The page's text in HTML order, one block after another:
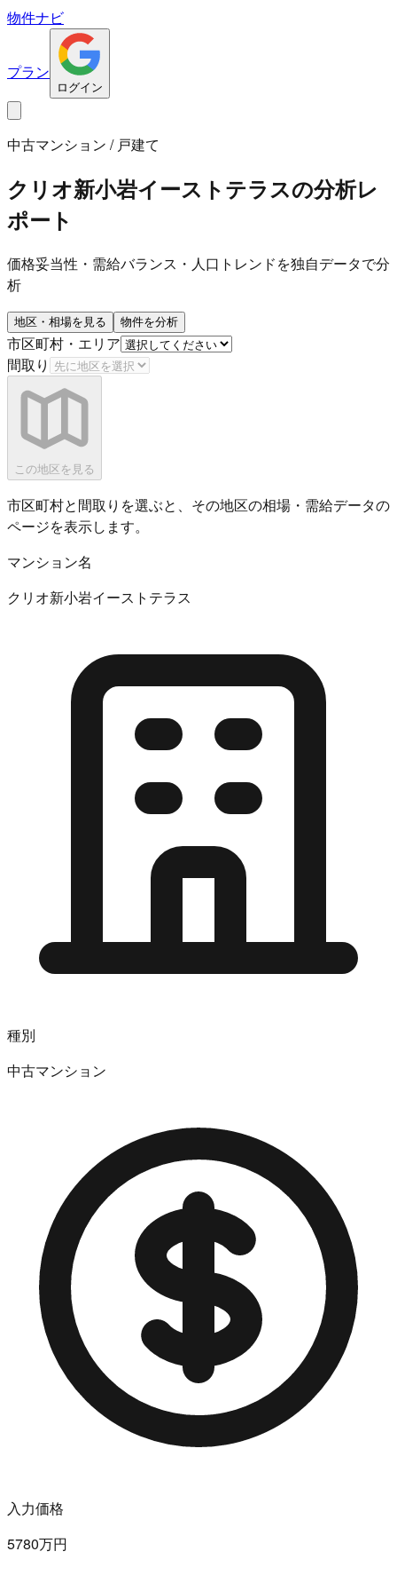
物件ナビ
プラン
ログイン
中古マンション / 戸建て
クリオ新小岩イーストテラスの分析レ
ポート
価格妥当性・需給バランス・人口トレンドを独自データで分
析
地区・相場を見る 物件を分析
市区町村・エリア
間取り
この地区を見る
市区町村と間取りを選ぶと、その地区の相場・需給データの
ページを表示します。
マンション名
クリオ新小岩イーストテラス
種別
中古マンション
入力価格
5780万円